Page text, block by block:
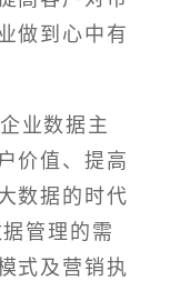
做到心中有
业数据主
价值、提高
数据的时代
管理的需
式及营销执